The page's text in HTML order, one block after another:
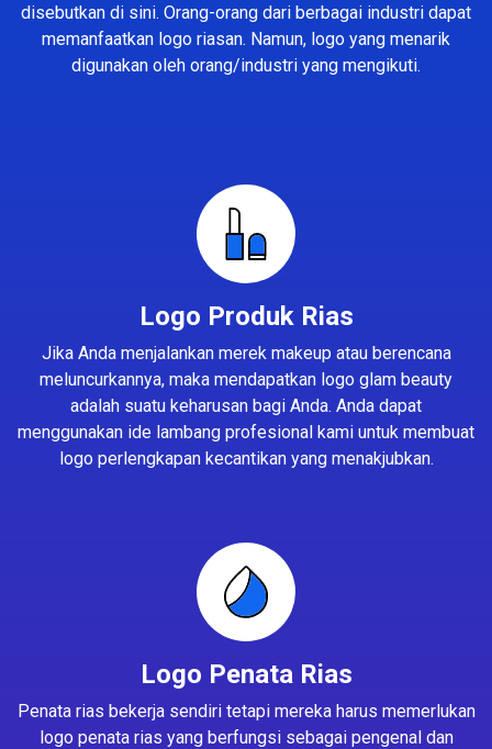
disebutkan di sini. Orang-orang dari berbagai industri dapat
memanfaatkan logo riasan. Namun, logo yang menarik
digunakan oleh orang/industri yang mengikuti.
Logo Produk Rias
Jika Anda menjalankan merek makeup atau berencana
meluncurkannya, maka mendapatkan logo glam beauty
adalah suatu keharusan bagi Anda. Anda dapat
menggunakan ide lambang profesional kami untuk membuat
logo perlengkapan kecantikan yang menakjubkan.
Logo Penata Rias
Penata rias bekerja sendiri tetapi mereka harus memerlukan
logo penata rias yang berfungsi sebagai pengenal dan